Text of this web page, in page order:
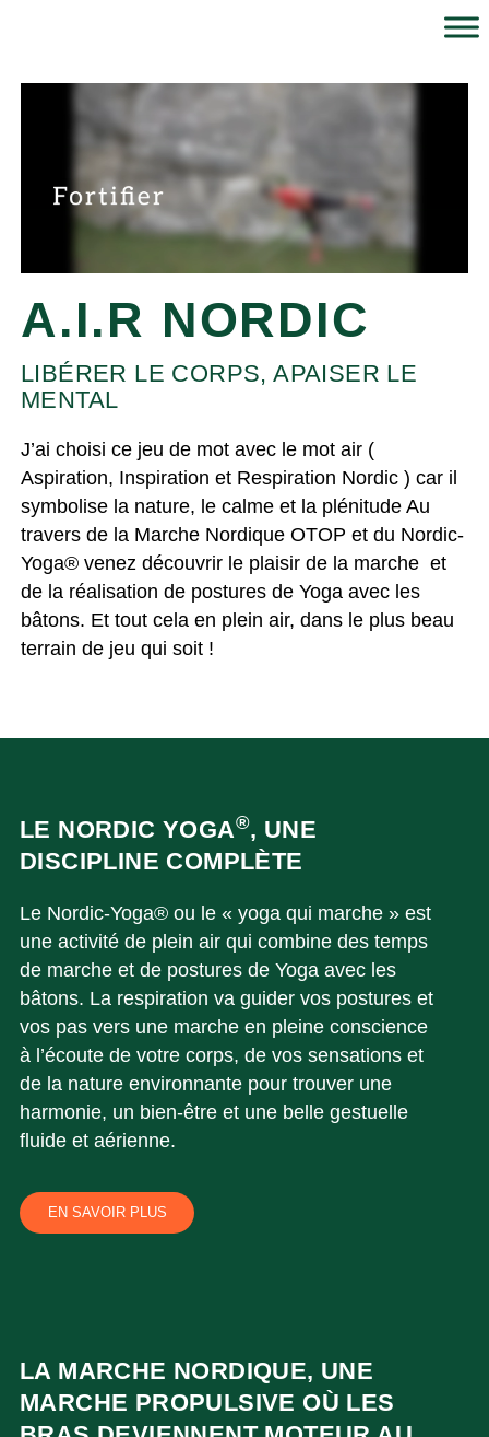
A.I.R NORDIC
LIBÉRER LE CORPS, APAISER LE
MENTAL
J’ai choisi ce jeu de mot avec le mot air (
Aspiration, Inspiration et Respiration Nordic ) car il
symbolise la nature, le calme et la plénitude Au
travers de la Marche Nordique OTOP et du Nordic-
Yoga® venez découvrir le plaisir de la marche et
de la réalisation de postures de Yoga avec les
bâtons. Et tout cela en plein air, dans le plus beau
terrain de jeu qui soit !
LE NORDIC YOGA®, UNE
DISCIPLINE COMPLÈTE
Le Nordic-Yoga® ou le « yoga qui marche » est
une activité de plein air qui combine des temps
de marche et de postures de Yoga avec les
bâtons. La respiration va guider vos postures et
vos pas vers une marche en pleine conscience
à l’écoute de votre corps, de vos sensations et
de la nature environnante pour trouver une
harmonie, un bien-être et une belle gestuelle
fluide et aérienne.
EN SAVOIR PLUS
LA MARCHE NORDIQUE, UNE
MARCHE PROPULSIVE OÙ LES